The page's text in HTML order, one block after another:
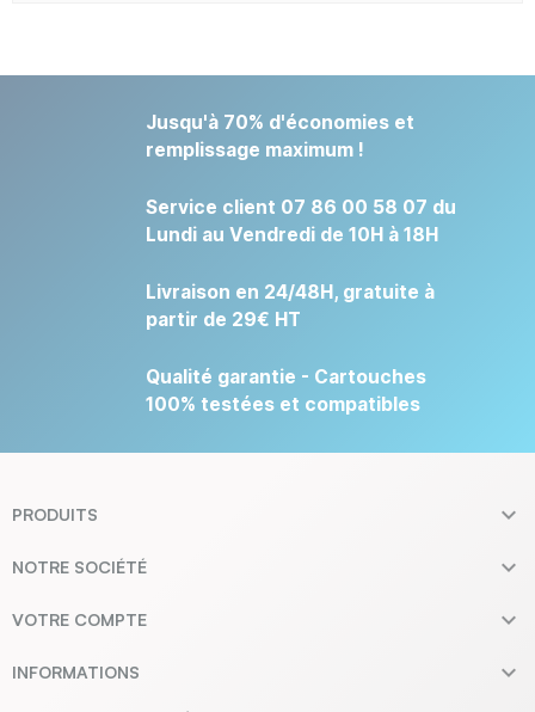
Jusqu'à 70% d'économies et
remplissage maximum !
Service client 07 86 00 58 07 du
Lundi au Vendredi de 10H à 18H
Livraison en 24/48H, gratuite à
partir de 29€ HT
Qualité garantie - Cartouches
100% testées et compatibles
PRODUITS 
NOTRE SOCIÉTÉ 
VOTRE COMPTE 
INFORMATIONS 